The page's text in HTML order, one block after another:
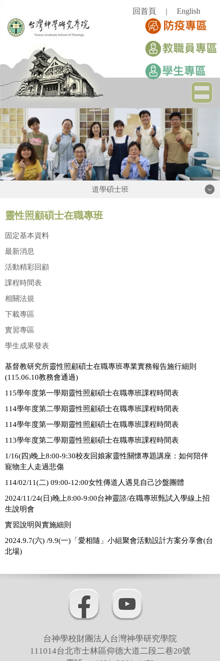
主
區
回首頁 English
道學碩士班
道學碩士班
新生見證
校園專題
下載專區
靈性照顧碩士在職專班
固定基本資料
最新消息
活動精彩回顧
課程時間表
相關法規
下載專區
實習專區
學生成果發表
基督教研究所靈性照顧碩士在職專班專業實務報告施行細則
(115.06.10教務會通過)
115學年度第一學期靈性照顧碩士在職專班課程時間表
114學年度第二學期靈性照顧碩士在職專班課程時間表
114學年度第一學期靈性照顧碩士在職專班課程時間表
113學年度第二學期靈性照顧碩士在職專班課程時間表
1/16(四)晚上8:00-9:30校友回娘家靈性關懷專題講座：如何陪伴
寵物主人走過悲傷
114/02/11(二) 09:00-12:00女性傳道人遇見自己沙盤團體
2024/11/24(日)晚上8:00-9:00台神靈諮/在職專班甄試入學線上招
生說明會
實習說明與實施細則
2024.9.7(六) /9.9(一)「愛相隨」小組聚會活動設計方案分享會(台
北場)
台神學校財團法人台灣神學研究學院
111014台北市士林區仰德大道二段二巷20號